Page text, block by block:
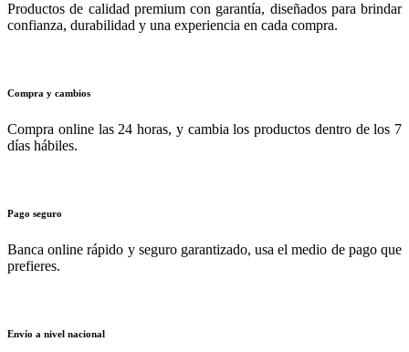
Productos de calidad premium con garantía, diseñados para brindar
confianza, durabilidad y una experiencia en cada compra.
Compra y cambios
Compra online las 24 horas, y cambia los productos dentro de los 7
días hábiles.
Pago seguro
Banca online rápido y seguro garantizado, usa el medio de pago que
prefieres.
Envío a nivel nacional